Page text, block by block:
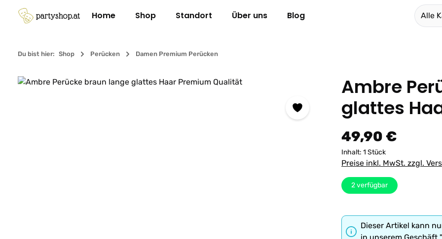
Hauptinhalt springen
Zur Suche springen
Zur Hauptnavigation springen
Home Shop Standort Über uns Blog Alle
Du bist hier: Shop Perücken Damen Premium Perücken
Bildergalerie überspringen
Ambre
glattes
Regulärer Preis:
49,90 €
Inhalt: 1 Stück
Preise inkl. MwSt. zzgl.
2verfügbar
Dieser Artikel kann